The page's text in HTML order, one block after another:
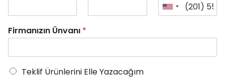
Firmanızın Ünvanı *
Teklif Ürünlerini Elle Yazacağım